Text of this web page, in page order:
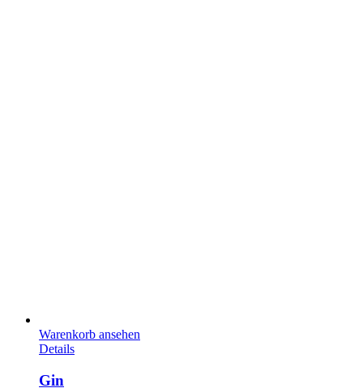
Warenkorb ansehen
Details
Gin